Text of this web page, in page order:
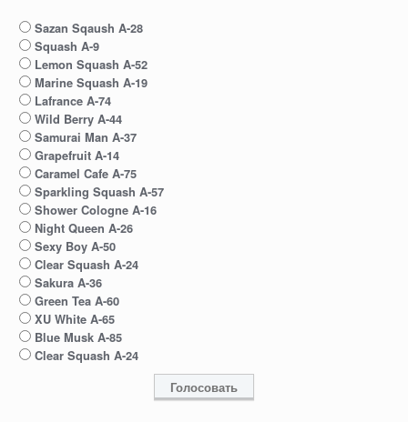
Sazan Sqaush A-28
Squash A-9
Lemon Squash A-52
Marine Squash A-19
Lafrance A-74
Wild Berry A-44
Samurai Man A-37
Grapefruit A-14
Caramel Cafe A-75
Sparkling Squash A-57
Shower Cologne A-16
Night Queen A-26
Sexy Boy A-50
Clear Squash A-24
Sakura A-36
Green Tea A-60
XU White A-65
Blue Musk A-85
Clear Squash A-24